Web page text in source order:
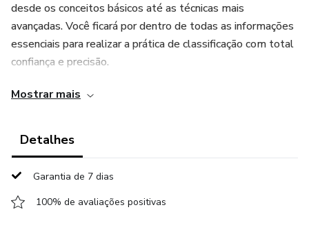
desde os conceitos básicos até as técnicas mais
avançadas. Você ficará por dentro de todas as informações
essenciais para realizar a prática de classificação com total
confiança e precisão.
Ao adquirir nosso e-book, você terá acesso a um conteúdo
assunto. Além disso, você poderá consultar o material
tornando-o um verdadeiro especialista na classificação de
Mostrar mais
Detalhes
Garantia de 7 dias
100% de avaliações positivas